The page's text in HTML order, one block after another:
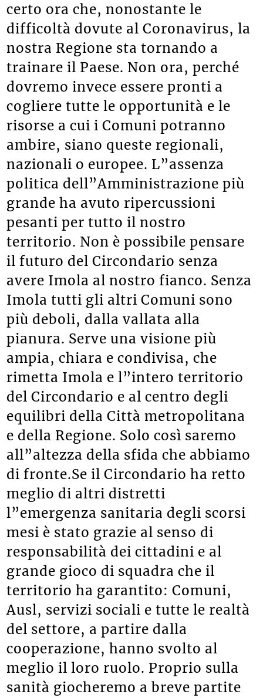
certo ora che, nonostante le
difficoltà dovute al Coronavirus, la
nostra Regione sta tornando a
trainare il Paese. Non ora, perché
dovremo invece essere pronti a
cogliere tutte le opportunità e le
risorse a cui i Comuni potranno
ambire, siano queste regionali,
nazionali o europee. L”assenza
politica dell”Amministrazione più
grande ha avuto ripercussioni
pesanti per tutto il nostro
territorio. Non è possibile pensare
il futuro del Circondario senza
avere Imola al nostro fianco. Senza
Imola tutti gli altri Comuni sono
più deboli, dalla vallata alla
pianura. Serve una visione più
ampia, chiara e condivisa, che
rimetta Imola e l”intero territorio
del Circondario e al centro degli
equilibri della Città metropolitana
e della Regione. Solo così saremo
all”altezza della sfida che abbiamo
di fronte.Se il Circondario ha retto
meglio di altri distretti
l”emergenza sanitaria degli scorsi
mesi è stato grazie al senso di
responsabilità dei cittadini e al
grande gioco di squadra che il
territorio ha garantito: Comuni,
Ausl, servizi sociali e tutte le realtà
del settore, a partire dalla
cooperazione, hanno svolto al
meglio il loro ruolo. Proprio sulla
sanità giocheremo a breve partite